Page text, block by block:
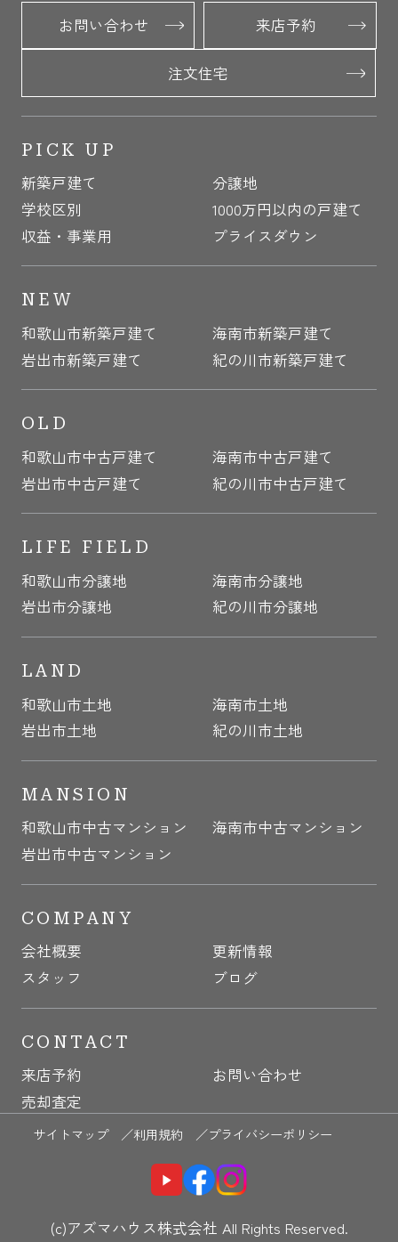
お問い合わせ 来店予約
注文住宅
PICK UP
新築戸建て
分譲地
学校区別
1000万円以内の戸建て
収益・事業用
プライスダウン
NEW
和歌山市新築戸建て
海南市新築戸建て
岩出市新築戸建て
紀の川市新築戸建て
OLD
和歌山市中古戸建て
海南市中古戸建て
岩出市中古戸建て
紀の川市中古戸建て
LIFE FIELD
和歌山市分譲地
海南市分譲地
岩出市分譲地
紀の川市分譲地
LAND
和歌山市土地
海南市土地
岩出市土地
紀の川市土地
MANSION
和歌山市中古マンション
海南市中古マンション
岩出市中古マンション
COMPANY
会社概要
更新情報
スタッフ
ブログ
CONTACT
来店予約
お問い合わせ
売却査定
サイトマップ ／利用規約 ／プライバシーポリシー
(c)アズマハウス株式会社 All Rights Reserved.